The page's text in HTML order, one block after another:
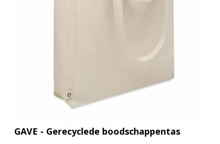
GAVE - Gerecyclede boodschappentas